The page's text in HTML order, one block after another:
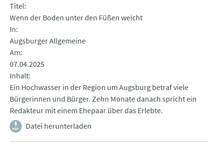
Titel
Wenn der Boden unter den Füßen weicht
In
Augsburger Allgemeine
Am
07.04.2025
Inhalt
Ein Hochwasser in der Region um Augsburg betraf viele
Bürgerinnen und Bürger. Zehn Monate danach spricht ein
Redakteur mit einem Ehepaar über das Erlebte.
Datei herunterladen